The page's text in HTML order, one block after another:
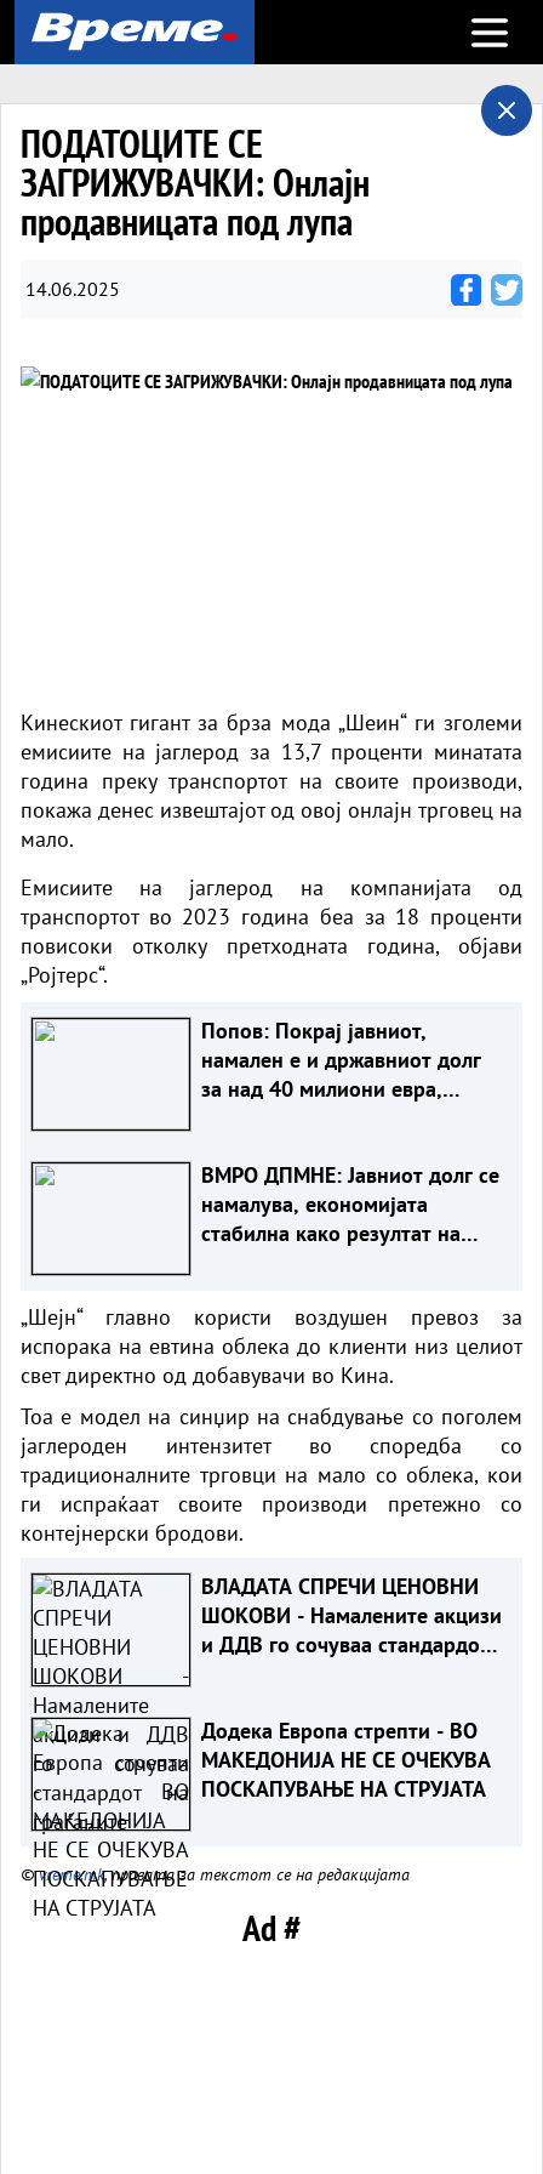
Open
ПОДАТОЦИТЕ СЕ
ЗАГРИЖУВАЧКИ: Онлајн
продавницата под лупа
14.06.2025
Кинескиот гигант за брза мода „Шеин“ ги зголеми
емисиите на јаглерод за 13,7 проценти минатата
година преку транспортот на своите производи,
покажа денес извештајот од овој онлајн трговец на
мало.
Емисиите на јаглерод на компанијата од
транспортот во 2023 година беа за 18 проценти
повисоки отколку претходната година, објави
„Ројтерс“.
Попов: Покрај јавниот,
намален е и државниот долг
за над 40 милиони евра,
ВМРО ДПМНЕ: Јавниот долг се
намалува, економијата
стабилна како резултат на
„Шејн“ главно користи воздушен превоз за
испорака на евтина облека до клиенти низ целиот
свет директно од добавувачи во Кина.
Тоа е модел на синџир на снабдување со поголем
јаглероден интензитет во споредба со
традиционалните трговци на мало со облека, кои
ги испраќаат своите производи претежно со
контејнерски бродови.
ВЛАДАТА СПРЕЧИ ЦЕНОВНИ
ШОКОВИ - Намалените акцизи
и ДДВ го сочуваа стандардот
Додека Европа стрепти - ВО
МАКЕДОНИЈА НЕ СЕ ОЧЕКУВА
ПОСКАПУВАЊЕ НА СТРУЈАТА
©vreme.mk, правата за текстот се на редакцијата
Ad #